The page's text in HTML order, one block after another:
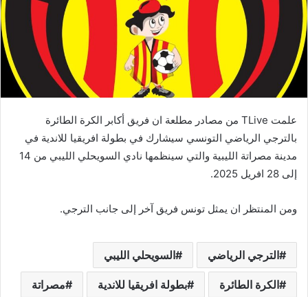
علمت TLive من مصادر مطلعة ان فريق أكابر الكرة الطائرة
بالترجي الرياضي التونسي سيشارك في بطولة افريقيا للاندية في
مدينة مصراتة الليبية والتي سينظمها نادي السويحلي الليبي من 14
إلى 28 افريل 2025.
ومن المنتظر ان يمثل تونس فريق آخر إلى جانب الترجي.
الترجي الرياضي السويحلي الليبي
الكرة الطائرة بطولة افريقيا للاندية مصراتة